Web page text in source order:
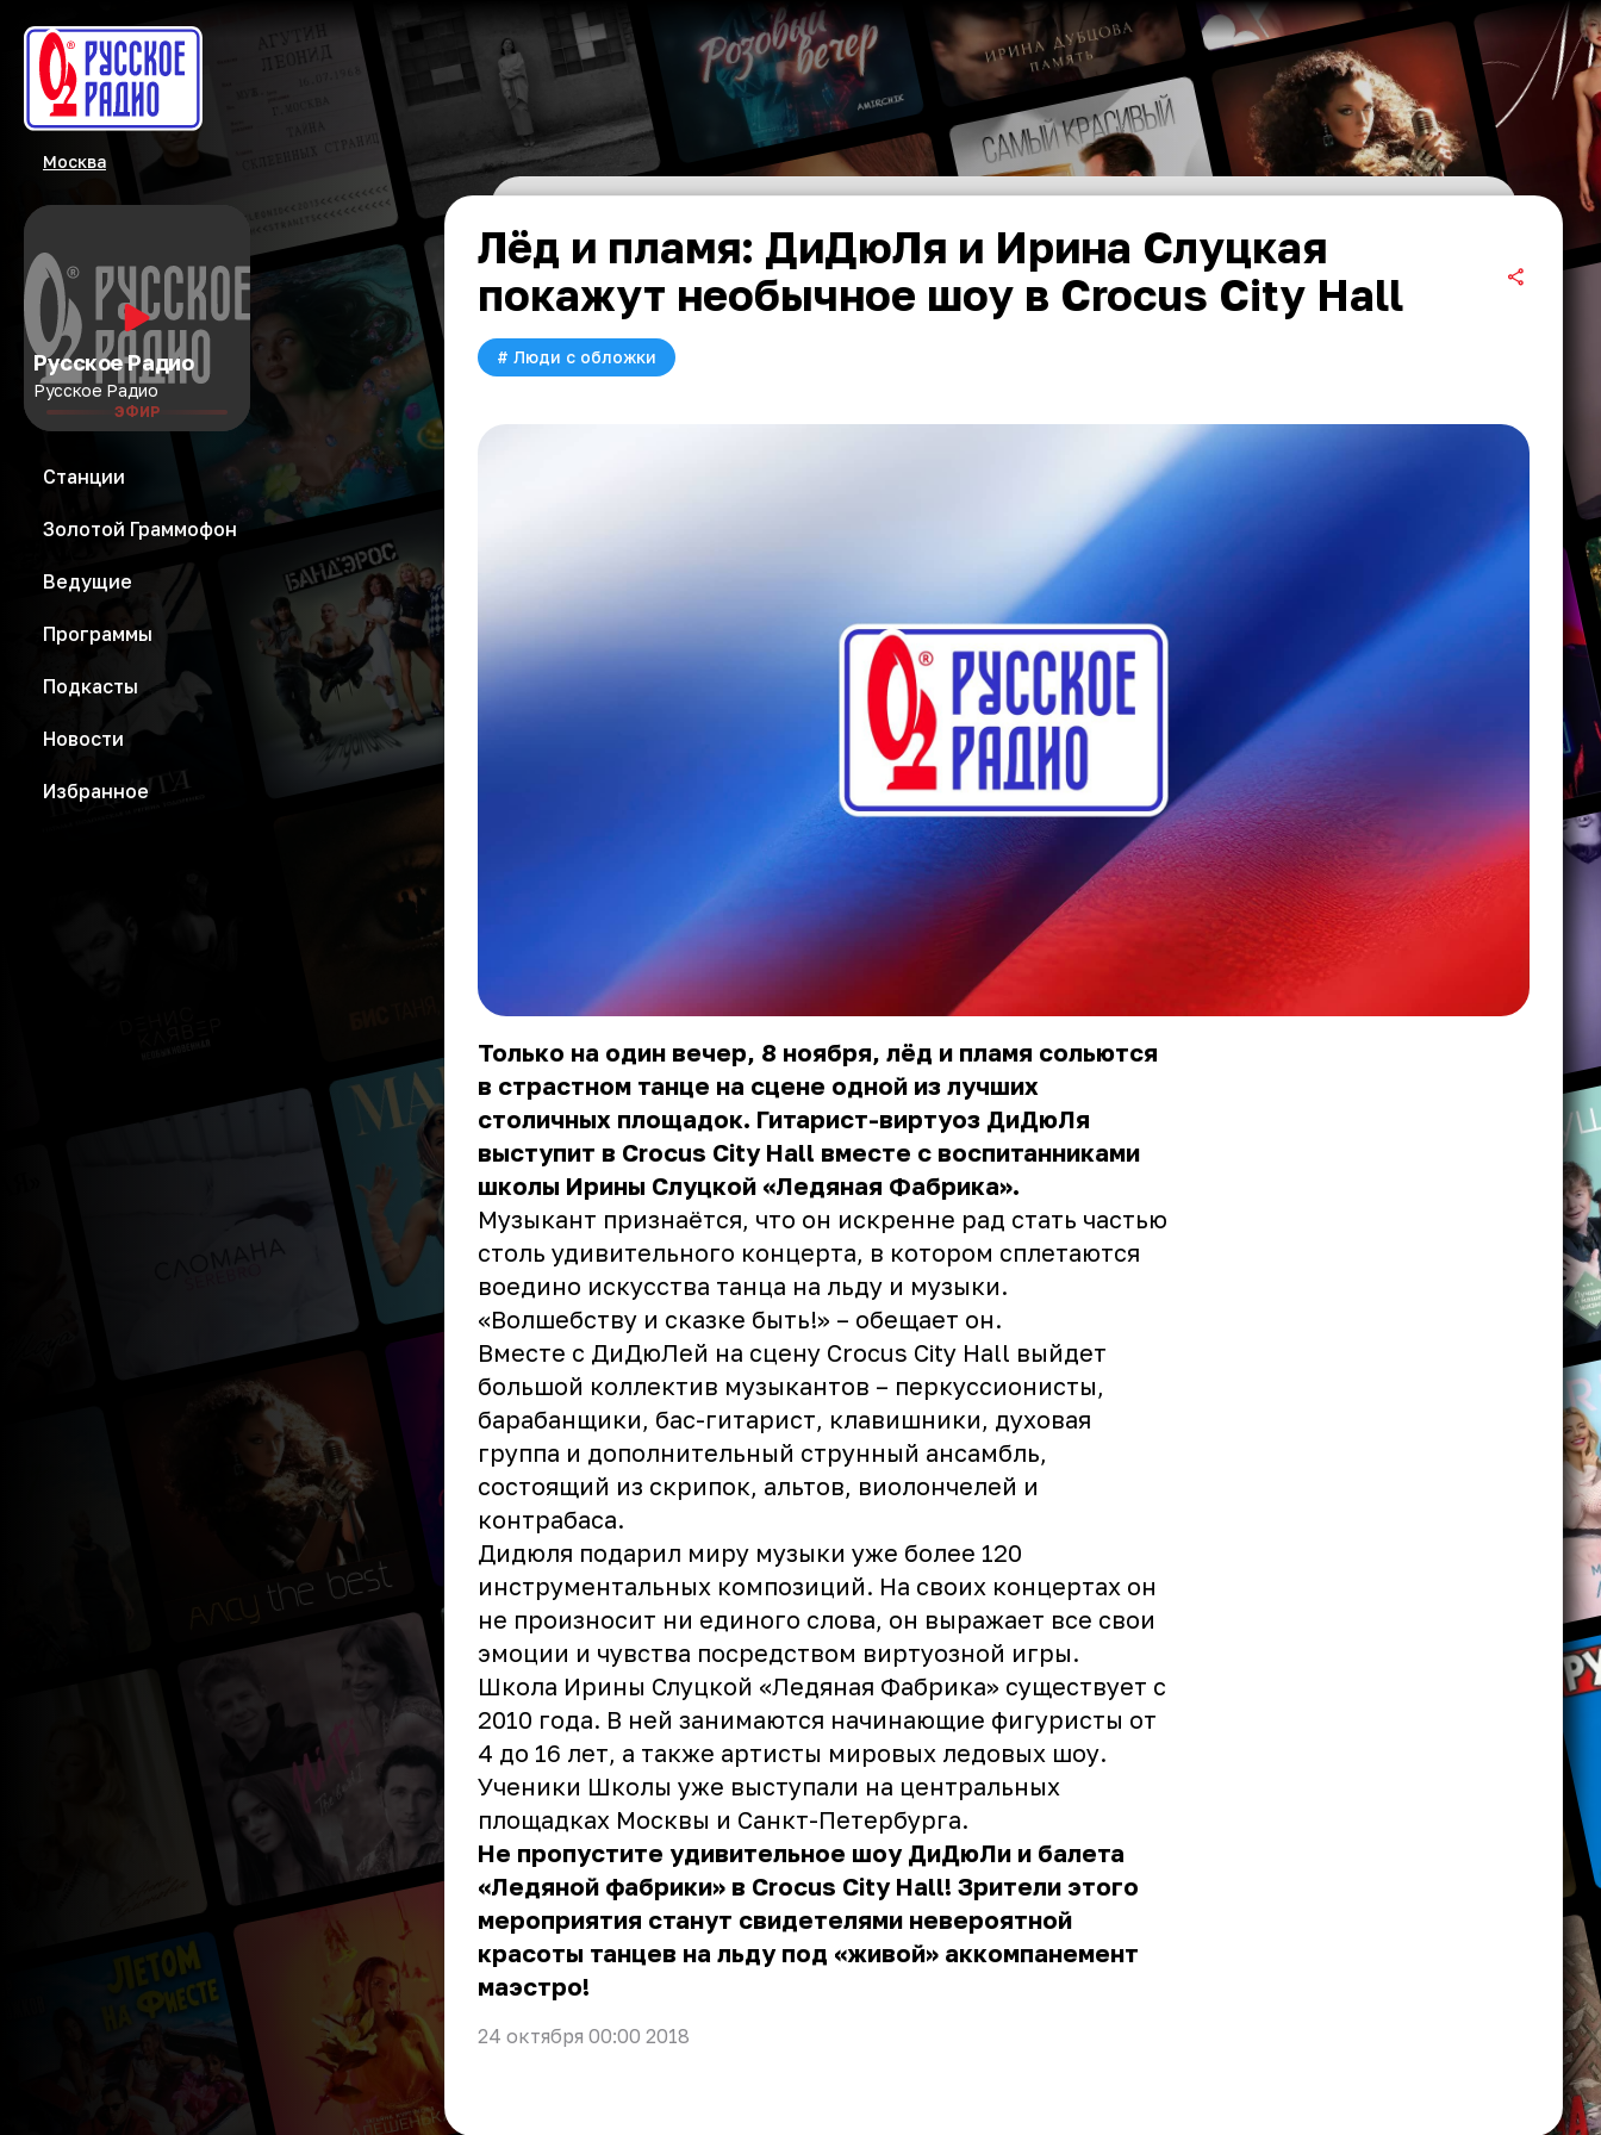
Москва
Русское Радио
Русское Радио
ЭФИР
Станции
Золотой Граммофон
Ведущие
Программы
Подкасты
Новости
Избранное
Лёд и пламя: ДиДюЛя и Ирина Слуцкая
покажут необычное шоу в Crocus City Hall
# Люди с обложки
Только на один вечер, 8 ноября, лёд и пламя сольются
в страстном танце на сцене одной из лучших
столичных площадок. Гитарист-виртуоз ДиДюЛя
выступит в Crocus City Hall вместе с воспитанниками
школы Ирины Слуцкой «Ледяная Фабрика».
Музыкант признаётся, что он искренне рад стать частью
столь удивительного концерта, в котором сплетаются
воедино искусства танца на льду и музыки.
«Волшебству и сказке быть!» – обещает он.
Вместе с ДиДюЛей на сцену Crocus City Hall выйдет
большой коллектив музыкантов – перкуссионисты,
барабанщики, бас-гитарист, клавишники, духовая
группа и дополнительный струнный ансамбль,
состоящий из скрипок, альтов, виолончелей и
контрабаса.
Дидюля подарил миру музыки уже более 120
инструментальных композиций. На своих концертах он
не произносит ни единого слова, он выражает все свои
эмоции и чувства посредством виртуозной игры.
Школа Ирины Слуцкой «Ледяная Фабрика» существует с
2010 года. В ней занимаются начинающие фигуристы от
4 до 16 лет, а также артисты мировых ледовых шоу.
Ученики Школы уже выступали на центральных
площадках Москвы и Санкт-Петербурга.
Не пропустите удивительное шоу ДиДюЛи и балета
«Ледяной фабрики» в Crocus City Hall! Зрители этого
мероприятия станут свидетелями невероятной
красоты танцев на льду под «живой» аккомпанемент
маэстро!
24 октября 00:00 2018